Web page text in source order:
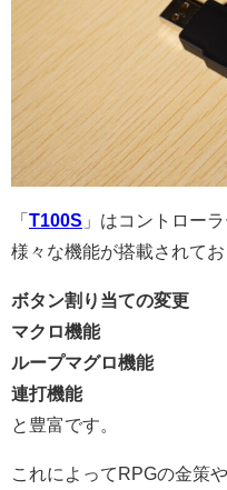
「 T100S 」はコントロー
様々な機能が搭載されてお
ボタン割り当ての変更
マクロ機能
ループマグロ機能
連打機能
と豊富です。
これによってRPGの金策